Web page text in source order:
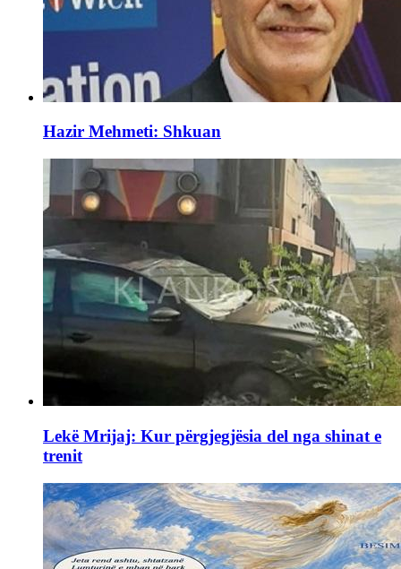
Hazir Mehmeti: Shkuan
Lekë Mrijaj: Kur përgjegjësia del nga shinat e
trenit